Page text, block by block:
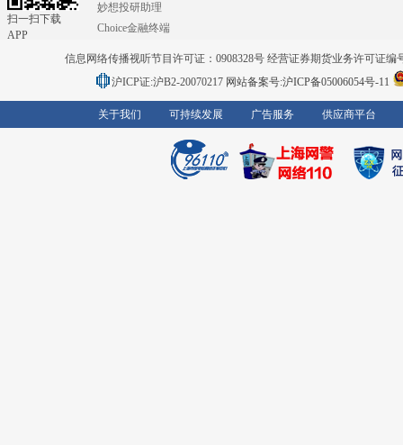
扫一扫下载
APP
妙想投研助理
Choice金融终端
信息网络传播视听节目许可证：0908328号 经营证券期货业务许可证编
沪ICP证:沪B2-20070217 网站备案号:沪ICP备05006054号-11
关于我们 可持续发展 广告服务 供应商平台